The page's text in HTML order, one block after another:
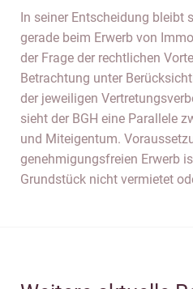
In seiner Entscheidung bleibt
gerade beim Erwerb von
der Frage der rechtlichen
Betrachtung unter
der jeweiligen
sieht der BGH eine Parallele
und Miteigentum.
genehmigungsfreien Erwerb
Grundstück nicht vermietet